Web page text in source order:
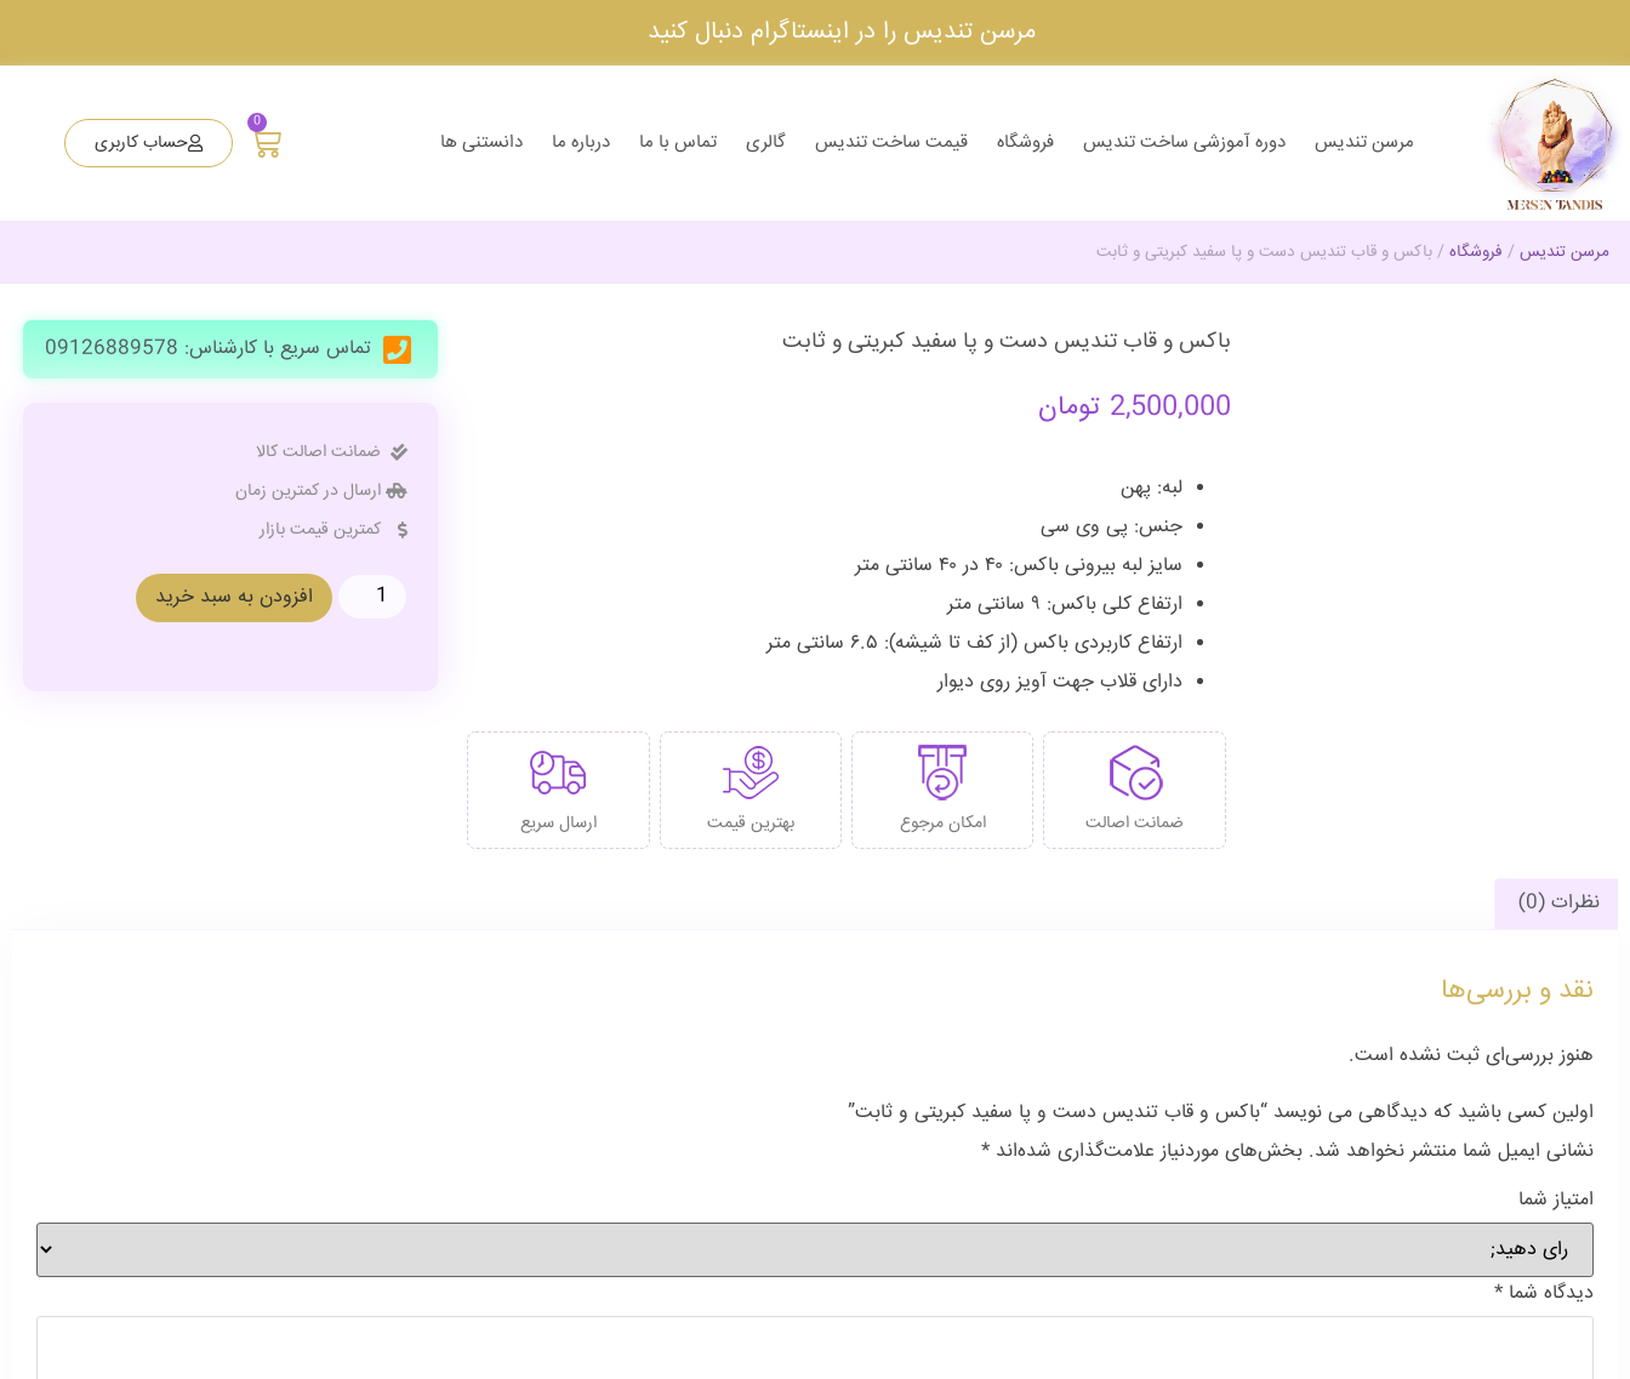
مرسن تندیس را در اینستاگرام دنبال کنید
مرسن تندیس دوره آموزشی ساخت تندیس فروشگاه قیمت ساخت تندیس گالری تماس با ما درباره ما دانستنی ها
0
حساب کاربری
مرسن تندیس / فروشگاه /باکس و قاب تندیس دست و پا سفید کبریتی و ثابت
باکس و قاب تندیس دست و پا سفید کبریتی و ثابت
2,500,000 تومان
لبه: پهن
جنس: پی وی سی
سایز لبه بیرونی باکس: ۴۰ در ۴۰ سانتی متر
ارتفاع کلی باکس: ۹ سانتی متر
ارتفاع کاربردی باکس (از کف تا شیشه): ۶.۵ سانتی متر
دارای قلاب جهت آویز روی دیوار
ضمانت اصالت امکان مرجوع بهترین قیمت ارسال سریع
تماس سریع با کارشناس: 09126889578
ضمانت اصالت کالا
ارسال در کمترین زمان
کمترین قیمت بازار
افزودن به سبد خرید
نظرات (0)
نقد و بررسی‌ها
هنوز بررسی‌ای ثبت نشده است.
اولین کسی باشید که دیدگاهی می نویسد “باکس و قاب تندیس دست و پا سفید کبریتی و ثابت”
نشانی ایمیل شما منتشر نخواهد شد. بخش‌های موردنیاز علامت‌گذاری شده‌اند *
امتیاز شما
دیدگاه شما *